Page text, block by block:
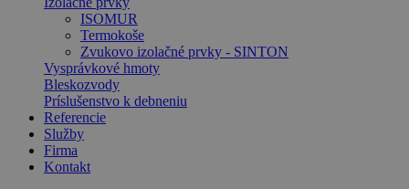
ISOMUR
Termokoše
Zvukovo izolačné prvky - SINTON
Vysprávkové hmoty
Bleskozvody
Príslušenstvo k debneniu
Referencie
Služby
Firma
Kontakt